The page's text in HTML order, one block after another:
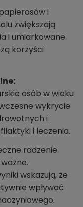
i
zwiększają
i umiarkowane
korzyści
osób w wieku
wykrycie
i
i leczenia.
radzenie
wskazują, że
wpływać